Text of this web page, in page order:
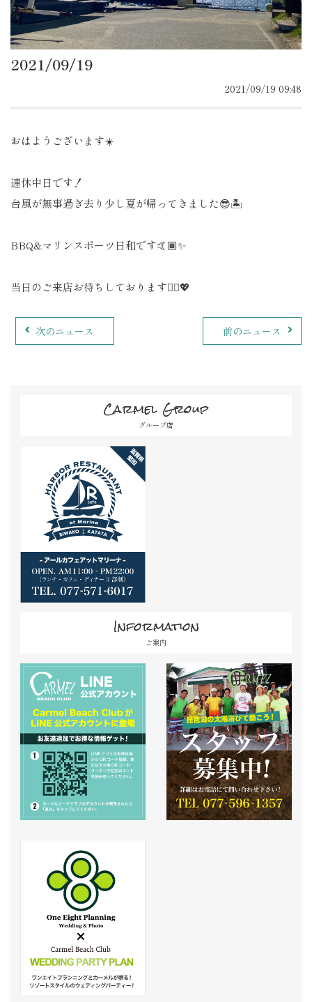
2021/09/19
2021/09/19 09:48
おはようございます☀️
連休中日です！
台風が無事過ぎ去り少し夏が帰ってきました😎🏝
BBQ&マリンスポーツ日和です🤙🏾✨
当日のご来店お待ちしております🙆‍♀️💖
次のニュース 前のニュース
Carmel Group
グループ店
Information
ご案内